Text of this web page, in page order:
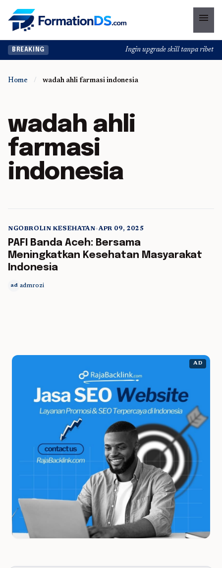
menu
BREAKING Ingin upgrade skill tanpa ribet?
Home / wadah ahli farmasi indonesia
wadah ahli
farmasi
indonesia
NGOBROLIN KESEHATAN•APR 09, 2025
PAFI Banda Aceh: Bersama
Meningkatkan Kesehatan Masyarakat
Indonesia
ad admrozi
AD